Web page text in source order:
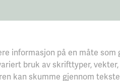
informasjon på en måte
bruk av skrifttyper,
kan skumme gjennom